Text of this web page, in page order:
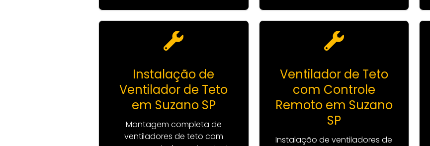
Instalação de
Ventilador de Teto
em Suzano SP
Montagem completa de
ventiladores de teto com
Ventilador de Teto
com Controle
Remoto em Suzano
SP
Instalação de ventiladores de